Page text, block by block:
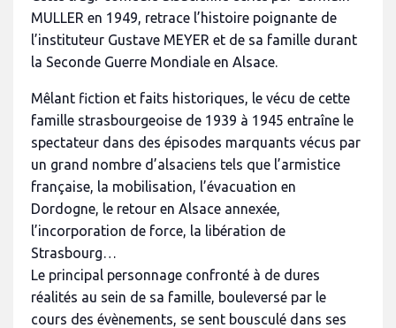
MULLER en 1949, retrace l’histoire poignante de
l’instituteur Gustave MEYER et de sa famille durant
la Seconde Guerre Mondiale en Alsace.
Mêlant fiction et faits historiques, le vécu de cette
famille strasbourgeoise de 1939 à 1945 entraîne le
spectateur dans des épisodes marquants vécus par
un grand nombre d’alsaciens tels que l’armistice
française, la mobilisation, l’évacuation en
Dordogne, le retour en Alsace annexée,
l’incorporation de force, la libération de
Strasbourg…
Le principal personnage confronté à de dures
réalités au sein de sa famille, bouleversé par le
cours des évènements, se sent bousculé dans ses